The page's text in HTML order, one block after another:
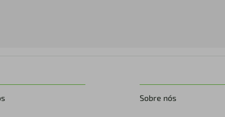
Sobre nós